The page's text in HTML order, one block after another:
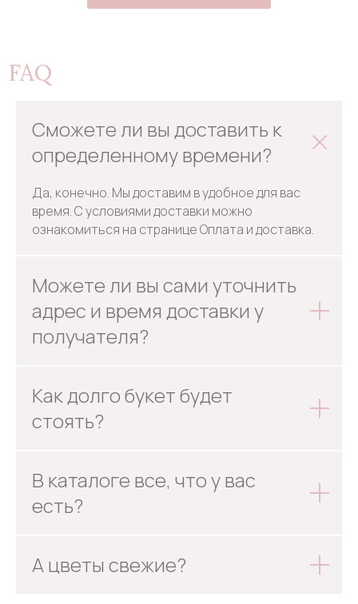
FAQ
Сможете ли вы доставить к
определенному времени?
Да, конечно. Мы доставим в удобное для вас
время. С условиями доставки можно
ознакомиться на странице Оплата и доставка.
Можете ли вы сами уточнить
адрес и время доставки у
получателя?
Как долго букет будет
стоять?
В каталоге все, что у вас
есть?
А цветы свежие?